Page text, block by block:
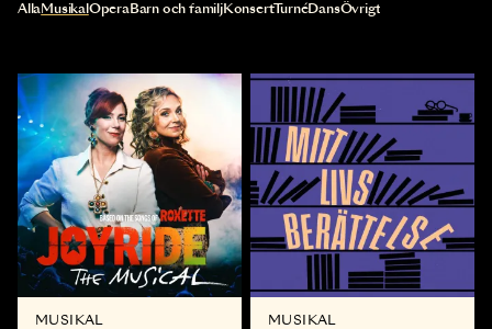
Val av kategori uppdaterar innehållet automatiskt
AllaMusikal OperaBarn och familjKonsertTurnéDansÖvrigt
MUSIKAL MUSIKAL